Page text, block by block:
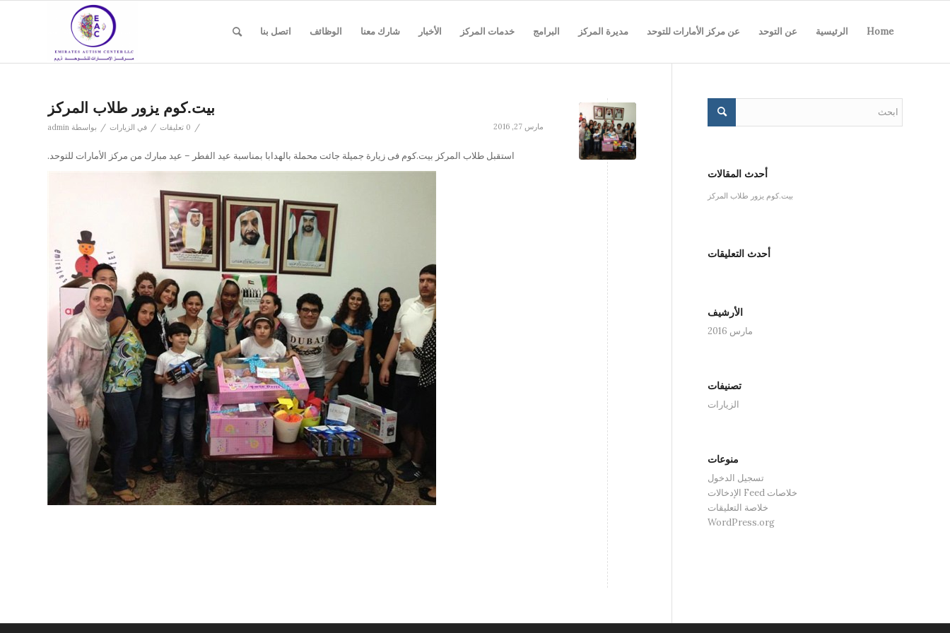
Home الرئيسية عن التوحد عن مركز الأمارات للتوحد مديرة المركز البرامج خدمات المركز الأخبار شارك معنا الوظائف اتصل بنا
بيت.كوم يزور طلاب المركز
مارس 27, 2016 / 0 تعليقات / في الزيارات / بواسطة admin
استقبل طلاب المركز بيت.كوم فى زيارة جميلة جائت محملة بالهدابا بمناسبة عيد الفطر – عيد مبارك من مركز الأمارات للتوحد.
أحدث المقالات
بيت.كوم يزور طلاب المركز
أحدث التعليقات
الأرشيف
مارس 2016
تصنيفات
الزيارات
منوعات
تسجيل الدخول
خلاصات Feed الإدخالات
خلاصة التعليقات
WordPress.org